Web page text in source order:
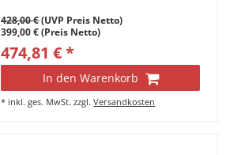
428,00 €(UVP Preis Netto)
399,00 € (Preis Netto)
474,81 € *
In den Warenkorb
* inkl. ges. MwSt. zzgl.Versandkosten